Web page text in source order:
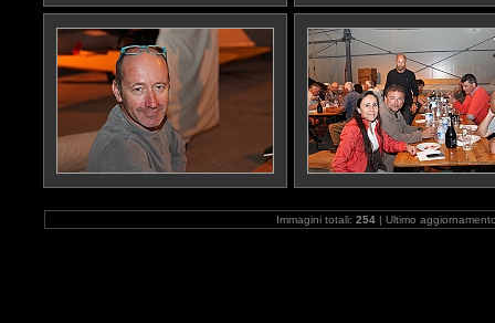
Immagini totali: 254| Ultimo